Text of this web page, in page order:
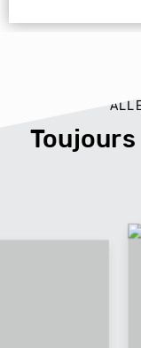
Toujours